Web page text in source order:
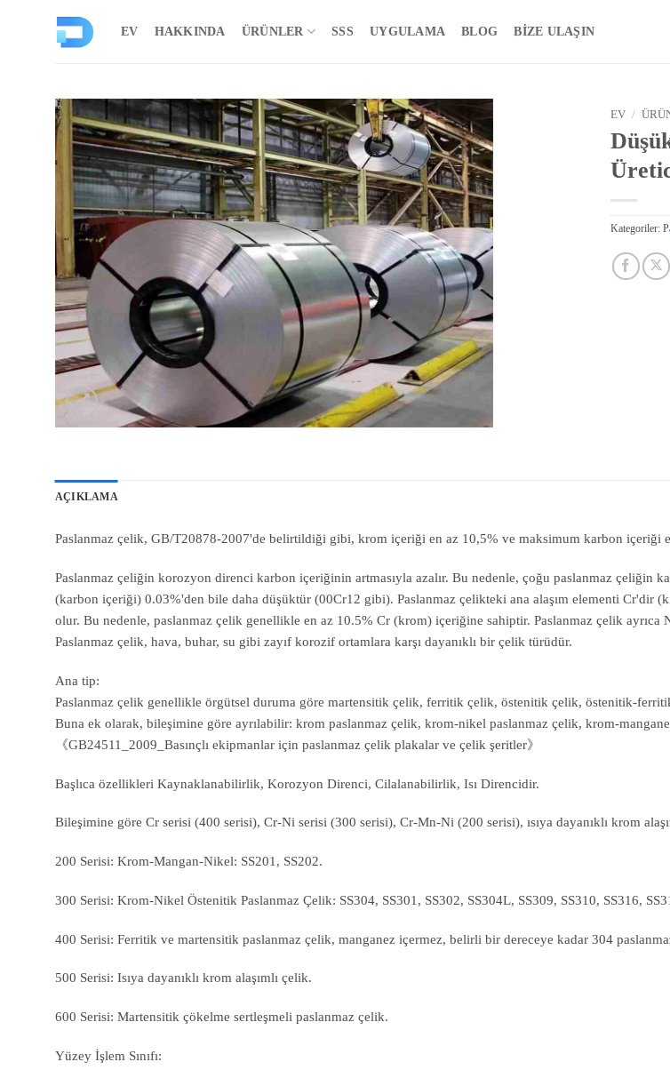
EV HAKKINDA ÜRÜNLER SSS UYGULAMA BLOG BIZE ULAŞIN
EV /
Kategoriler:
AÇIKLAMA
Paslanmaz çelik, GB/T20878-2007'de belirtildiği gibi, krom içeriği en az 10,5% ve maksimum karbon içeriği
Paslanmaz çeliğin korozyon direnci karbon içeriğinin artmasıyla azalır. Bu nedenle, çoğu paslanmaz
(karbon içeriği) 0.03%'den bile daha düşüktür (00Cr12 gibi). Paslanmaz çelikteki ana alaşım elementi Cr'dir
olur. Bu nedenle, paslanmaz çelik genellikle en az 10.5% Cr (krom) içeriğine sahiptir. Paslanmaz çelik
Paslanmaz çelik, hava, buhar, su gibi zayıf korozif ortamlara karşı dayanıklı bir çelik türüdür.
Ana tip:
Paslanmaz çelik genellikle örgütsel duruma göre martensitik çelik, ferritik çelik, östenitik çelik, östenitik-
Buna ek olarak, bileşimine göre ayrılabilir: krom paslanmaz çelik, krom-nikel paslanmaz çelik, krom-
《GB24511_2009_Basınçlı ekipmanlar için paslanmaz çelik plakalar ve çelik şeritler》
Başlıca özellikleri Kaynaklanabilirlik, Korozyon Direnci, Cilalanabilirlik, Isı Direncidir.
Bileşimine göre Cr serisi (400 serisi), Cr-Ni serisi (300 serisi), Cr-Mn-Ni (200 serisi), ısıya dayanıklı krom
200 Serisi: Krom-Mangan-Nikel: SS201, SS202.
300 Serisi: Krom-Nikel Östenitik Paslanmaz Çelik: SS304, SS301, SS302, SS304L, SS309, SS310, SS316,
400 Serisi: Ferritik ve martensitik paslanmaz çelik, manganez içermez, belirli bir dereceye kadar 304
500 Serisi: Isıya dayanıklı krom alaşımlı çelik.
600 Serisi: Martensitik çökelme sertleşmeli paslanmaz çelik.
Yüzey İşlem Sınıfı: